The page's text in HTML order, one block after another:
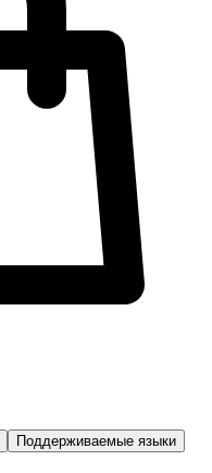
Поддерживаемые языки